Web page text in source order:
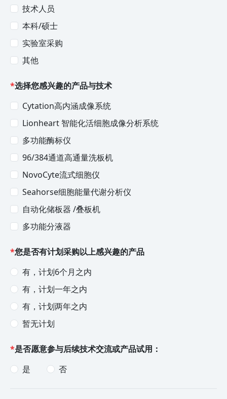
技术人员
本科/硕士
实验室采购
其他
*选择您感兴趣的产品与技术
Cytation高内涵成像系统
Lionheart 智能化活细胞成像分析系统
多功能酶标仪
96/384通道高通量洗板机
NovoCyte流式细胞仪
Seahorse细胞能量代谢分析仪
自动化储板器 /叠板机
多功能分液器
*您是否有计划采购以上感兴趣的产品
有，计划6个月之内
有，计划一年之内
有，计划两年之内
暂无计划
*是否愿意参与后续技术交流或产品试用：
是
否